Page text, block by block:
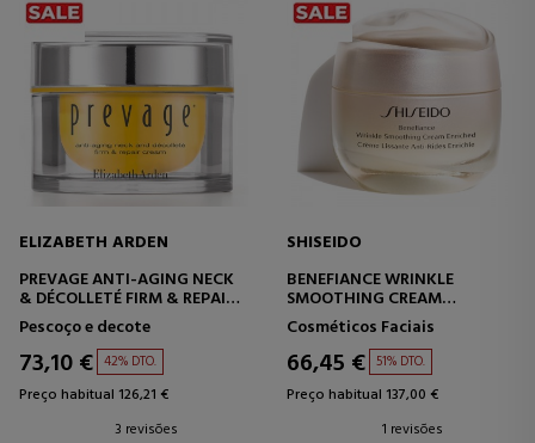
ELIZABETH ARDEN
PREVAGE ANTI-AGING NECK
& DÉCOLLETÉ FIRM & REPAIR
CREAM
CREME
ANTIENVELHECIMENTO -
FIRMADOR - REPARADOR
Pescoço e decote
73,10 € 42% DTO.
Preço habitual 126,21 €
3 revisões
SHISEIDO
BENEFIANCE WRINKLE
SMOOTHING CREAM
ENRICHED
CREME FACIAL HIDRATANTE -
ANTIRRUGAS
Cosméticos Faciais
66,45 € 51% DTO.
Preço habitual 137,00 €
1 revisões